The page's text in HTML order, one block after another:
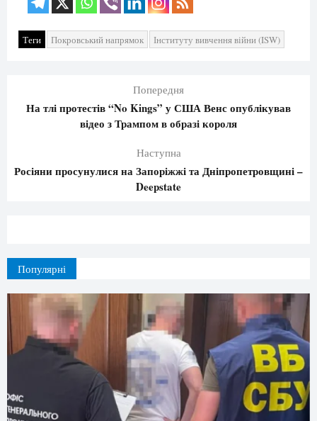
Теги Покровський напрямок Інституту вивчення війни (ISW)
Попередня
На тлі протестів “No Kings” у США Венс опублікував
відео з Трампом в образі короля
Наступна
Росіяни просунулися на Запоріжжі та Дніпропетровщині –
Deepstate
Популярні